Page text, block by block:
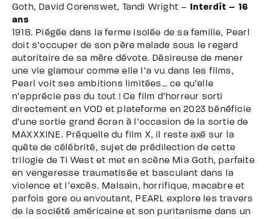
Goth, David Corenswet, Tandi Wright –
Interdit – 16
ans
1918. Piégée dans la ferme isolée de sa famille, Pearl
doit s’occuper de son père malade sous le regard
autoritaire de sa mère dévote. Désireuse de mener
une vie glamour comme elle l’a vu dans les films,
Pearl voit ses ambitions limitées… ce qu’elle
n’apprécie pas du tout ! Ce film d’horreur sorti
directement en VOD et plateforme en 2023 bénéficie
d’une sortie grand écran à l’occasion de la sortie de
MAXXXINE. Préquelle du film X, il reste axé sur la
quête de célébrité, sujet de prédilection de cette
trilogie de Ti West et met en scène Mia Goth, parfaite
en vengeresse traumatisée et basculant dans la
violence et l’excès. Malsain, horrifique, macabre et
parfois gore ou envoutant, PEARL explore les travers
de la société américaine et son puritanisme dans un